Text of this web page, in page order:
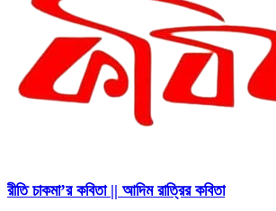
রীতি চাকমা’র কবিতা || আদিম রাত্রির কবিতা